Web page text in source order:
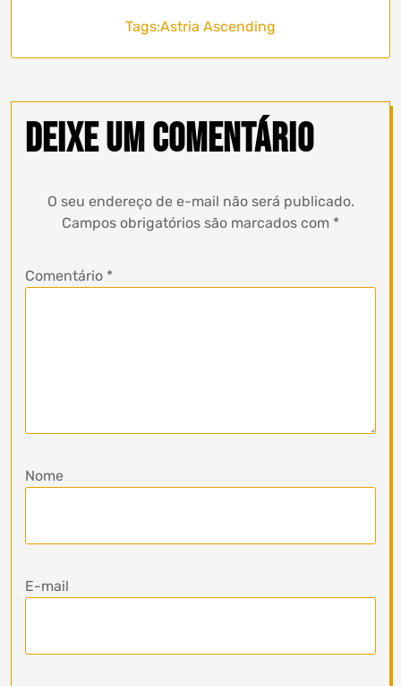
Tags:Astria Ascending
Deixe um comentário
O seu endereço de e-mail não será publicado.
Campos obrigatórios são marcados com *
Comentário *
Nome
E-mail